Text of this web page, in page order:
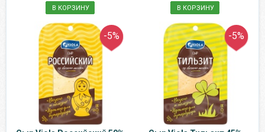
В КОРЗИНУ В КОРЗИНУ
-5% -5%